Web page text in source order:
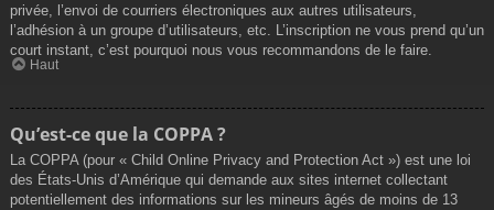
privée, l’envoi de courriers électroniques aux autres utilisateurs,
l’adhésion à un groupe d’utilisateurs, etc. L’inscription ne vous prend qu’un
court instant, c’est pourquoi nous vous recommandons de le faire.
Haut
Qu’est-ce que la COPPA ?
La COPPA (pour « Child Online Privacy and Protection Act ») est une loi
des États-Unis d’Amérique qui demande aux sites internet collectant
potentiellement des informations sur les mineurs âgés de moins de 13